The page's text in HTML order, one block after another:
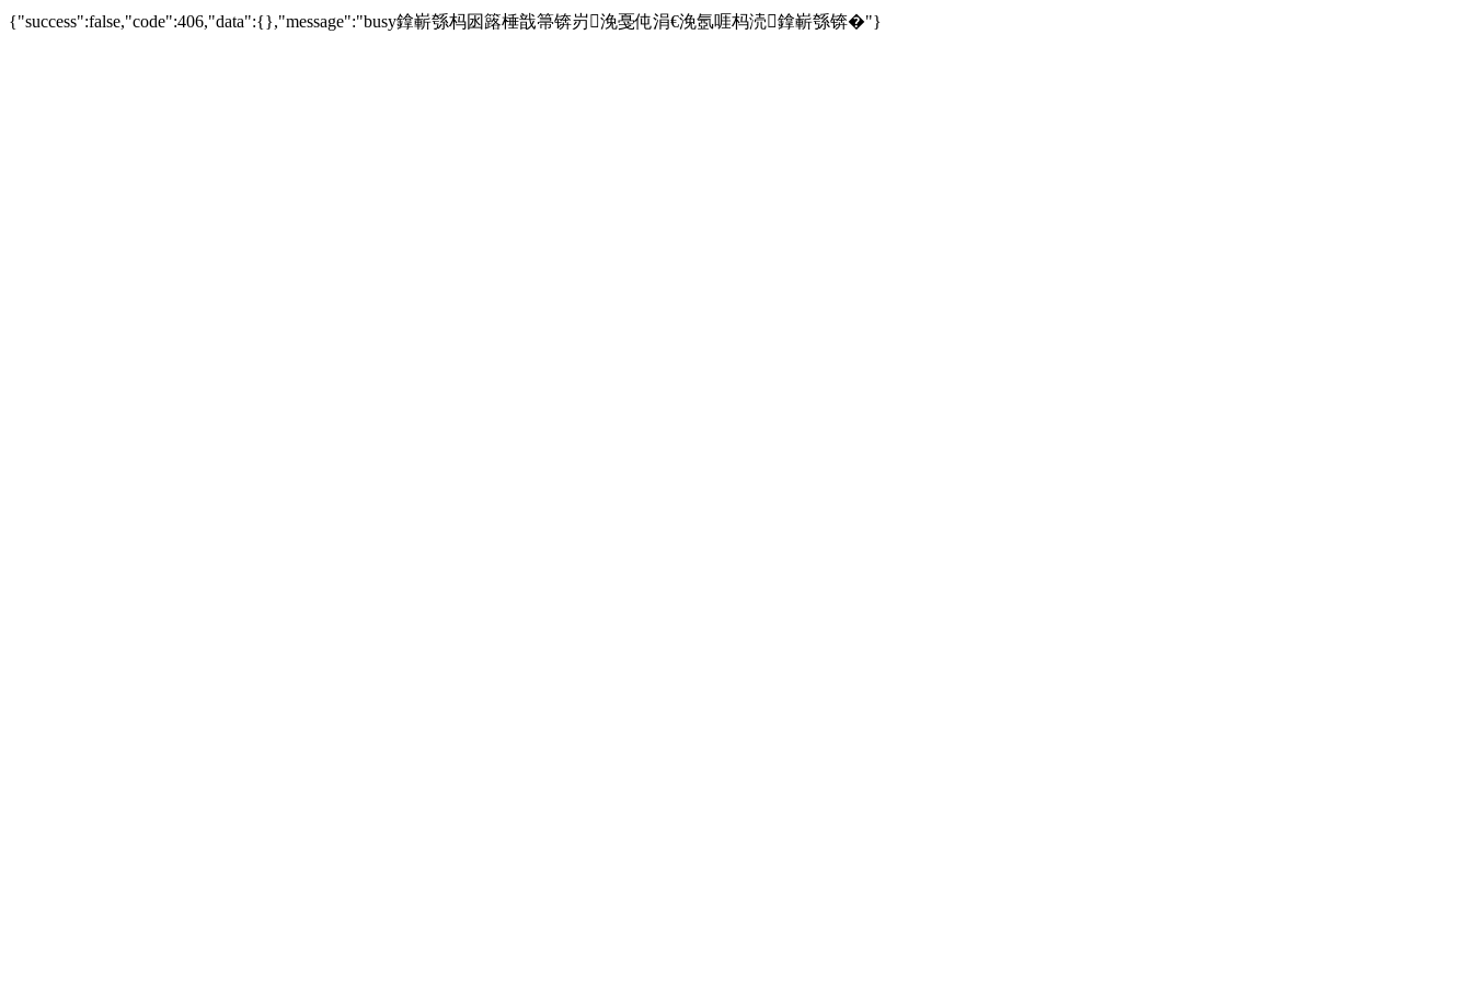
{"success":false,"code":406,"data":{},"message":"busy鎿嶄綔杩囦簬棰戠箒锛岃浼戞伅涓€浼氬啀杩涜鎿嶄綔锛�"}